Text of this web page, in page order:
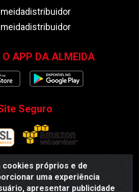
próprios e de
uma experiência
apresentar publicidade
APP DA ALMEIDA
Seguro
- Rodovia BR 104, S/N, Centro -